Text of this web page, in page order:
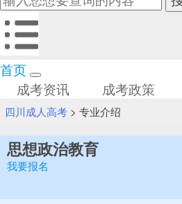
首页
成考资讯
成考政策
四川成人高考> 专业介绍
思想政治教育
我要报名